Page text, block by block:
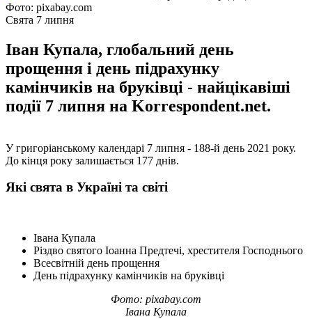
Фото: pixabay.com
Свята 7 липня
Іван Купала, глобальний день
прощення і день підрахунку
камінчиків на бруківці - найцікавіші
події 7 липня на Korrespondent.net.
У григоріанському календарі 7 липня - 188-й день 2021 року.
До кінця року залишається 177 днів.
Які свята в Україні та світі
Івана Купала
Різдво святого Іоанна Предтечі, хрестителя Господнього
Всесвітній день прощення
День підрахунку камінчиків на бруківці
Фото: pixabay.com
Івана Купала